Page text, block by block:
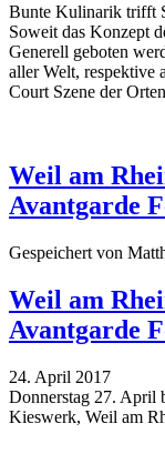
Bunte Kulinarik trifft
Soweit das Konzept
Generell geboten
aller Welt, respektive
Court Szene der
Weil am
Avantgarde
Gespeichert von
Weil am
Avantgarde
24. April 2017
Donnerstag 27. April
Kieswerk, Weil am